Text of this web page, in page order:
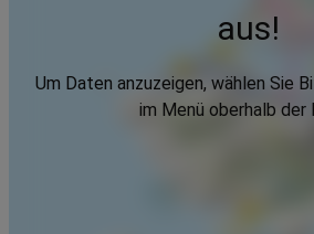
aus!
Um Daten anzuzeigen, wählen Sie
im Menü oberhalb der